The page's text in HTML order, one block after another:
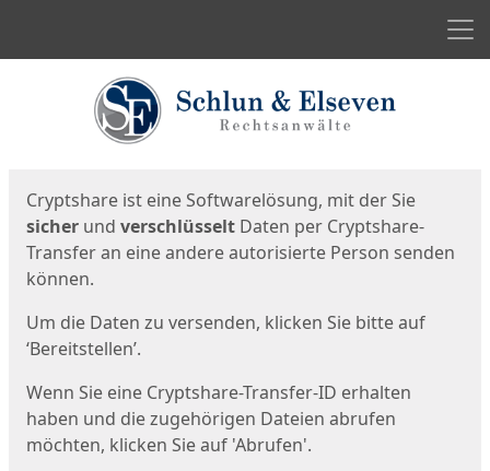
Cryptshare ist eine Softwarelösung, mit der Sie
sicher und verschlüsselt Daten per Cryptshare-
Transfer an eine andere autorisierte Person senden
können.
Um die Daten zu versenden, klicken Sie bitte auf
‘Bereitstellen’.
Wenn Sie eine Cryptshare-Transfer-ID erhalten
haben und die zugehörigen Dateien abrufen
möchten, klicken Sie auf 'Abrufen'.